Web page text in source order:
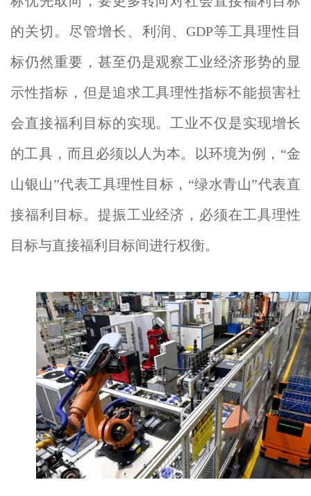
的关切。尽管增长、利润、GDP等工具理性目
标仍然重要，甚至仍是观察工业经济形势的显
示性指标，但是追求工具理性指标不能损害社
会直接福利目标的实现。工业不仅是实现增长
的工具，而且必须以人为本。以环境为例，“金
山银山”代表工具理性目标，“绿水青山”代表直
接福利目标。提振工业经济，必须在工具理性
目标与直接福利目标间进行权衡。